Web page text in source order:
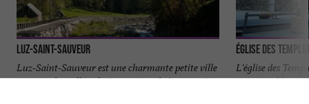
Luz-Saint-Sauveur
Luz-Saint-Sauveur est une charmante petite ville
au cœur des vallées de Gavarnie et de Barèges. Son
Église des
L'église des
son véritable